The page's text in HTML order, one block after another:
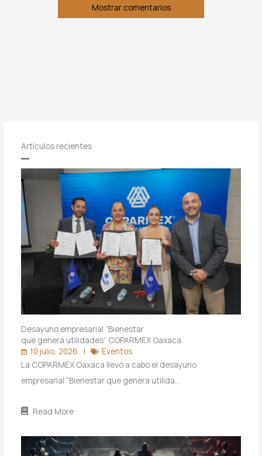
Mostrar comentarios
Artículos recientes
Desayuno empresarial “Bienestar
que genera utilidades” COPARMEX Oaxaca
10 julio, 2026
Eventos
La COPARMEX Oaxaca llevó a cabo el desayuno
empresarial “Bienestar que genera utilida…
Read More